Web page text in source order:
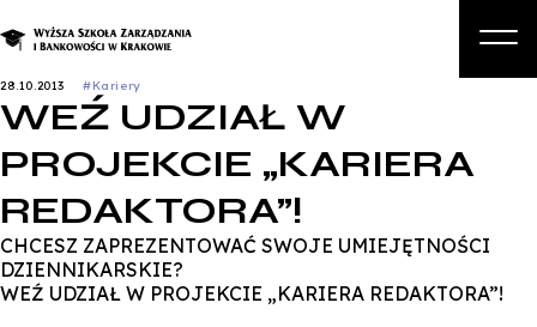
Studia podyplomowe i kursy
28.10.2013 #Kariery
WEŹ UDZIAŁ W
PROJEKCIE „KARIERA
REDAKTORA”!
CHCESZ ZAPREZENTOWAĆ SWOJE UMIEJĘTNOŚCI
DZIENNIKARSKIE?
WEŹ UDZIAŁ W PROJEKCIE „KARIERA REDAKTORA”!